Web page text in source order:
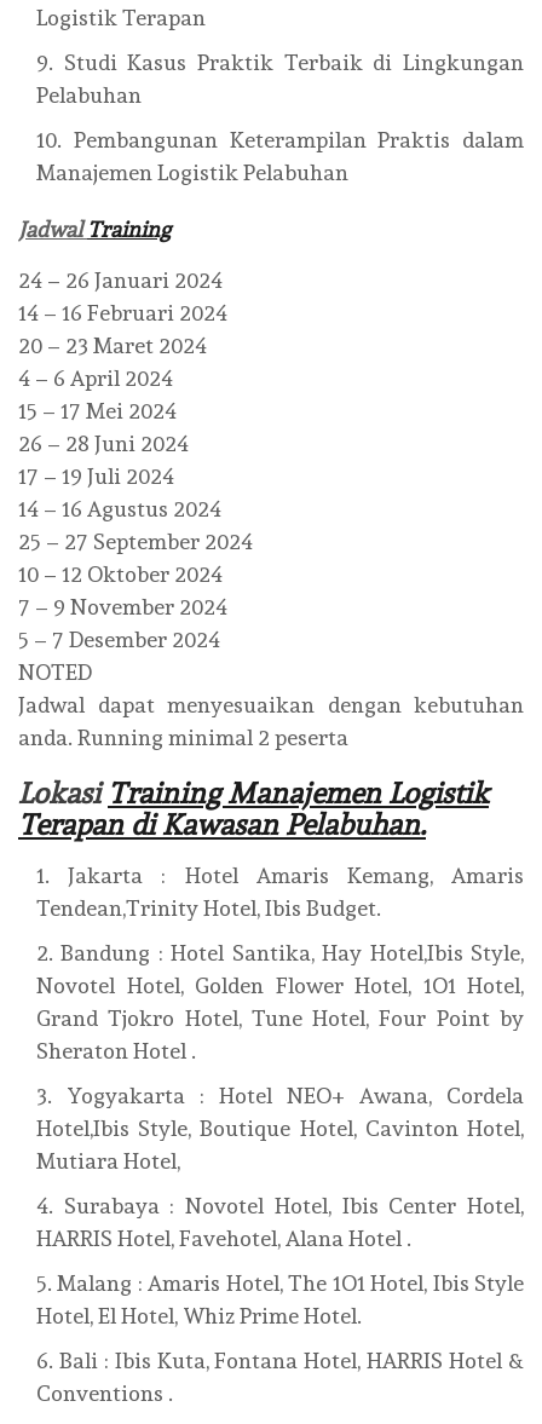
Logistik Terapan
Studi Kasus Praktik Terbaik di Lingkungan
Pelabuhan
Pembangunan Keterampilan Praktis dalam
Manajemen Logistik Pelabuhan
JadwalTraining
24 – 26 Januari 2024
14 – 16 Februari 2024
20 – 23 Maret 2024
4 – 6 April 2024
15 – 17 Mei 2024
26 – 28 Juni 2024
17 – 19 Juli 2024
14 – 16 Agustus 2024
25 – 27 September 2024
10 – 12 Oktober 2024
7 – 9 November 2024
5 – 7 Desember 2024
NOTED
Jadwal dapat menyesuaikan dengan kebutuhan
anda. Running minimal 2 peserta
Lokasi Training Manajemen Logistik
Terapan di Kawasan Pelabuhan.
Jakarta : Hotel Amaris Kemang, Amaris
Tendean,Trinity Hotel, Ibis Budget.
Bandung : Hotel Santika, Hay Hotel,Ibis Style,
Novotel Hotel, Golden Flower Hotel, 1O1 Hotel,
Grand Tjokro Hotel, Tune Hotel, Four Point by
Sheraton Hotel .
Yogyakarta : Hotel NEO+ Awana, Cordela
Hotel,Ibis Style, Boutique Hotel, Cavinton Hotel,
Mutiara Hotel,
Surabaya : Novotel Hotel, Ibis Center Hotel,
HARRIS Hotel, Favehotel, Alana Hotel .
Malang : Amaris Hotel, The 1O1 Hotel, Ibis Style
Hotel, El Hotel, Whiz Prime Hotel.
Bali : Ibis Kuta, Fontana Hotel, HARRIS Hotel &
Conventions .